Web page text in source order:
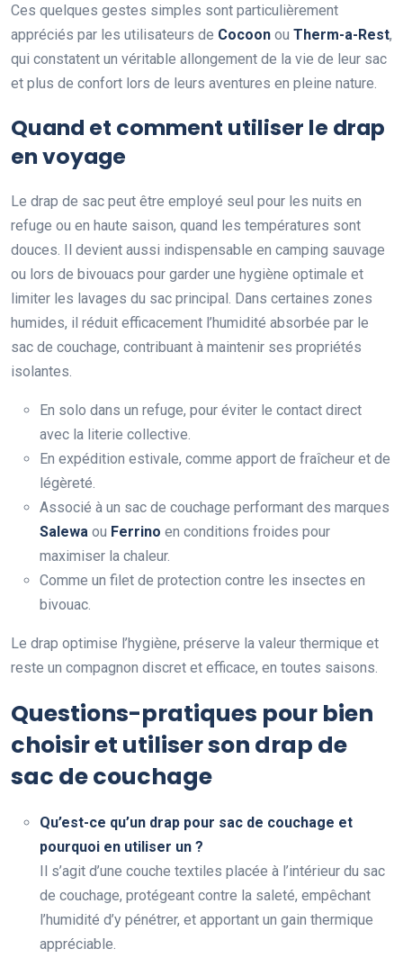
Ces quelques gestes simples sont particulièrement
appréciés par les utilisateurs de Cocoon ou Therm-a-Rest,
qui constatent un véritable allongement de la vie de leur sac
et plus de confort lors de leurs aventures en pleine nature.
Quand et comment utiliser le drap
en voyage
Le drap de sac peut être employé seul pour les nuits en
refuge ou en haute saison, quand les températures sont
douces. Il devient aussi indispensable en camping sauvage
ou lors de bivouacs pour garder une hygiène optimale et
limiter les lavages du sac principal. Dans certaines zones
humides, il réduit efficacement l’humidité absorbée par le
sac de couchage, contribuant à maintenir ses propriétés
isolantes.
En solo dans un refuge, pour éviter le contact direct
avec la literie collective.
En expédition estivale, comme apport de fraîcheur et de
légèreté.
Associé à un sac de couchage performant des marques
Salewa ou Ferrino en conditions froides pour
maximiser la chaleur.
Comme un filet de protection contre les insectes en
bivouac.
Le drap optimise l’hygiène, préserve la valeur thermique et
reste un compagnon discret et efficace, en toutes saisons.
Questions-pratiques pour bien
choisir et utiliser son drap de
sac de couchage
Qu’est-ce qu’un drap pour sac de couchage et
pourquoi en utiliser un ?
Il s’agit d’une couche textiles placée à l’intérieur du sac
de couchage, protégeant contre la saleté, empêchant
l’humidité d’y pénétrer, et apportant un gain thermique
appréciable.